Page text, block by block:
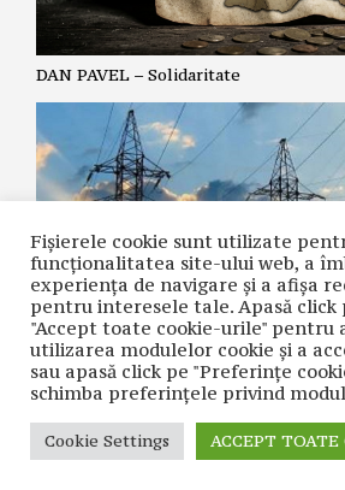
DAN PAVEL – Solidaritate
CLAUDIA MARCU – Revolta tăcută a
”stingeți lumina”, aplicat pe invers
CONTACT| © COPYRIGHT 2021 CUVÂNTUL
Fișierele cookie sunt utilizate
funcţionalitatea site-ului web, a
experienţa de navigare şi a afişa
pentru interesele tale. Apasă click
"Accept toate cookie-urile" pentru
utilizarea modulelor cookie şi a
sau apasă click pe "Preferințe
schimba preferinţele privind
Cookie Settings ACCEPT